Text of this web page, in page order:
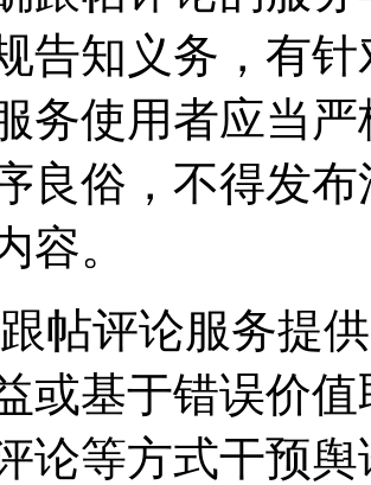
告知义务，有
务使用者应当
良俗，不得发
容。
帖评论服务提
或基于错误价
论等方式干预